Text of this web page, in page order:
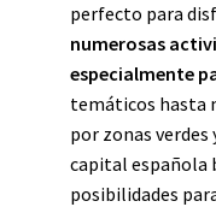
perfecto para
numerosas
especialmente
temáticos hasta
por zonas
capital española
posibilidades